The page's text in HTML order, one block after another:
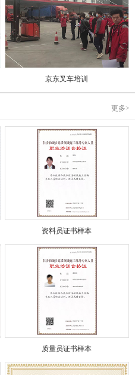
京东叉车培训
更多>
资料员证书样本
质量员证书样本